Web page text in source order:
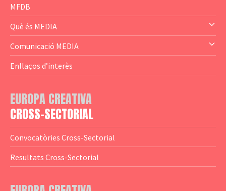
— Business Cluster
— Audience Cluster
— Altres
MFDB
Què és MEDIA
— El subprograma MEDIA
— Agència Executiva
— Logotips
Comunicació MEDIA
— Estrenes a Catalunya
— Notícies
— Guies MEDIA
— Altres Guies
— Presentacions
Enllaços d’interès
EUROPA CREATIVA
CROSS-SECTORIAL
Convocatòries Cross-Sectorial
Resultats Cross-Sectorial